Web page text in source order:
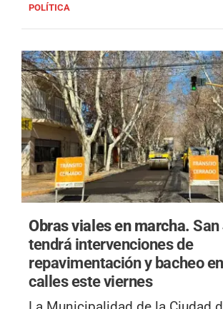
POLÍTICA
Obras viales en marcha.
tendrá intervenciones de
repavimentación y bacheo
calles este viernes